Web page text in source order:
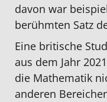
davon war
berühmten Satz
Eine britische
aus dem Jahr
die Mathematik
anderen